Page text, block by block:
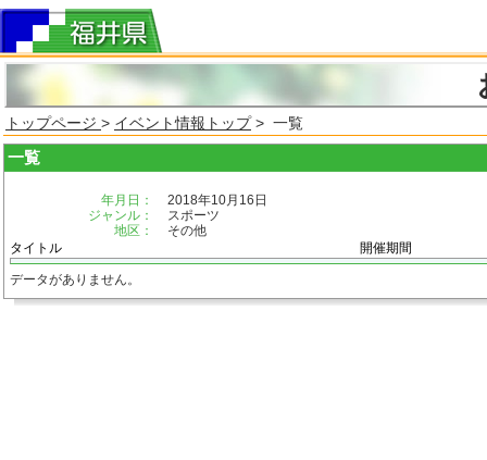
トップページ > イベント情報トップ> 一覧
一覧
年月日：
2018年10月16日
ジャンル：
スポーツ
地区：
その他
タイトル
開催期間
データがありません。